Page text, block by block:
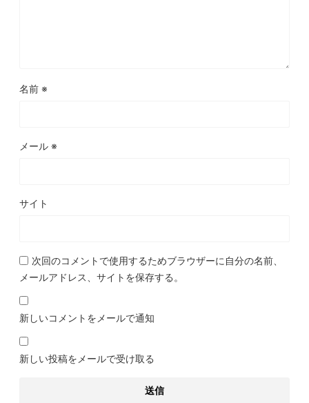
名前 ※
メール ※
サイト
次回のコメントで使用するためブラウザーに自分の名前、
メールアドレス、サイトを保存する。
新しいコメントをメールで通知
新しい投稿をメールで受け取る